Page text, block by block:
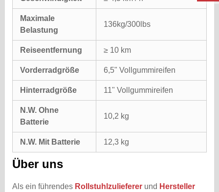
Maximale
Belastung
136kg/300lbs
Reiseentfernung ≥ 10 km
Vorderradgröße 6,5" Vollgummireifen
Hinterradgröße 11" Vollgummireifen
N.W. Ohne
Batterie
10,2 kg
N.W. Mit Batterie 12,3 kg
Über uns
Als ein führendes Rollstuhlzulieferer und Hersteller